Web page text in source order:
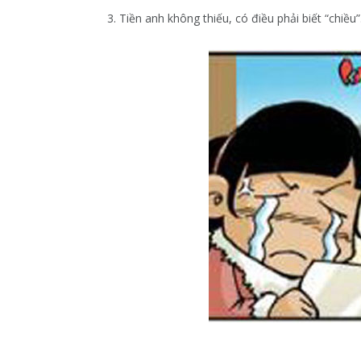
3. Tiền anh không thiếu, có điều phải biết